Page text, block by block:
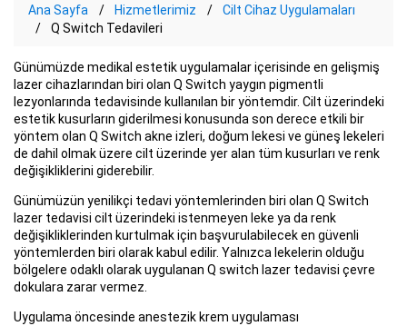
Ana Sayfa Hizmetlerimiz
Cilt Cihaz Uygulamaları
Q Switch Tedavileri
Günümüzde medikal estetik uygulamalar içerisinde en gelişmiş
lazer cihazlarından biri olan Q Switch yaygın pigmentli
lezyonlarında tedavisinde kullanılan bir yöntemdir. Cilt üzerindeki
estetik kusurların giderilmesi konusunda son derece etkili bir
yöntem olan Q Switch akne izleri, doğum lekesi ve güneş lekeleri
de dahil olmak üzere cilt üzerinde yer alan tüm kusurları ve renk
değişikliklerini giderebilir.
Günümüzün yenilikçi tedavi yöntemlerinden biri olan Q Switch
lazer tedavisi cilt üzerindeki istenmeyen leke ya da renk
değişikliklerinden kurtulmak için başvurulabilecek en güvenli
yöntemlerden biri olarak kabul edilir. Yalnızca lekelerin olduğu
bölgelere odaklı olarak uygulanan Q switch lazer tedavisi çevre
dokulara zarar vermez.
Uygulama öncesinde anestezik krem uygulaması